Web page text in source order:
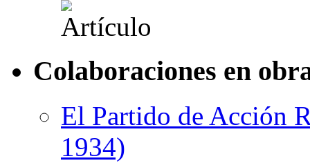
Colaboraciones en
El Partido de Acción
1934)